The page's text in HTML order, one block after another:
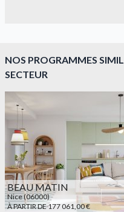
NOS PROGRAMMES
SECTEUR
BEAU MATIN
Nice (06000)
À PARTIR DE 177 061,00 €